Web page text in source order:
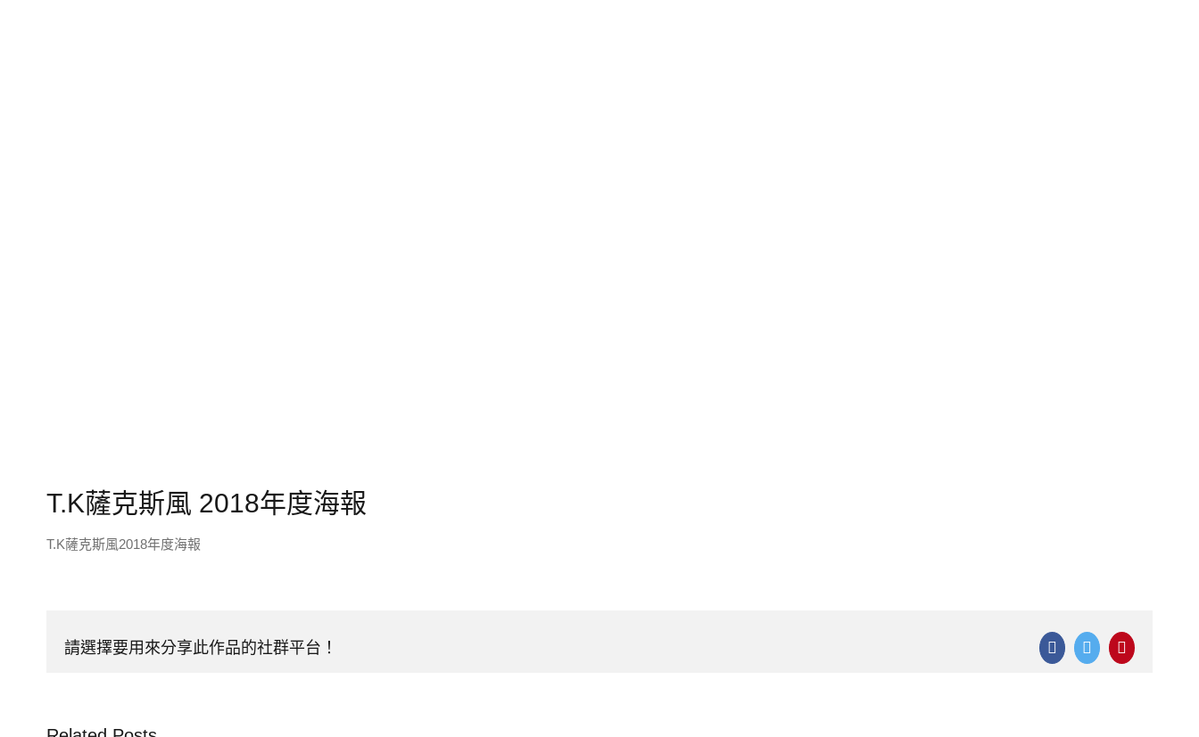
T.K薩克斯風 2018年度海報
T.K薩克斯風2018年度海報
請選擇要用來分享此作品的社群平台！ Facebook
TwitterPinterest